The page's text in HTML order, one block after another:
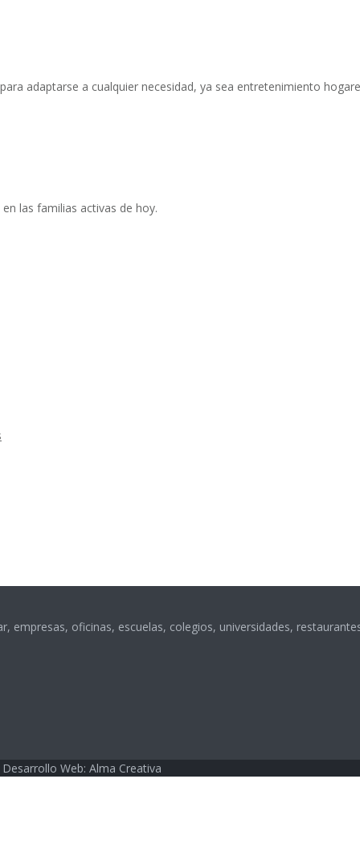
adaptarse a cualquier necesidad, ya sea entretenimiento
las familias activas de hoy.
empresas, oficinas, escuelas, colegios, universidades,
Web: Alma Creativa